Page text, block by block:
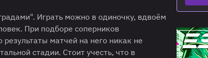
Играть можно в одиночку, вдвоём
При подборе соперников
матчей на него никак не
стадии. Стоит учесть, что в